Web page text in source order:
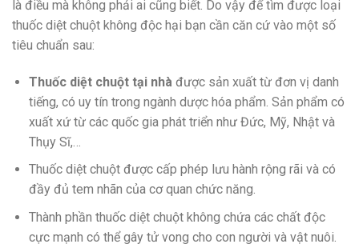
là điều mà không phải ai cũng biết. Do vậy để tìm được loại
thuốc diệt chuột không độc hại bạn cần căn cứ vào một số
tiêu chuẩn sau:
Thuốc diệt chuột tại nhà được sản xuất từ đơn vị danh
tiếng, có uy tín trong ngành dược hóa phẩm. Sản phẩm có
xuất xứ từ các quốc gia phát triển như Đức, Mỹ, Nhật và
Thụy Sĩ,…
Thuốc diệt chuột được cấp phép lưu hành rộng rãi và có
đầy đủ tem nhãn của cơ quan chức năng.
Thành phần thuốc diệt chuột không chứa các chất độc
cực mạnh có thể gây tử vong cho con người và vật nuôi.